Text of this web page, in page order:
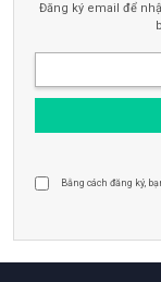
Đăng ký email để
Bằng cách đăng ký,